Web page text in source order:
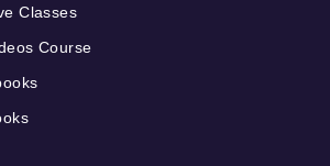
Classes
Course